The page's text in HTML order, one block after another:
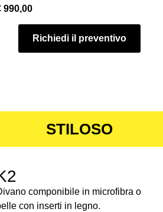
990,00
Richiedi il preventivo
STILOSO
componibile in microfibra o
con inserti in legno.